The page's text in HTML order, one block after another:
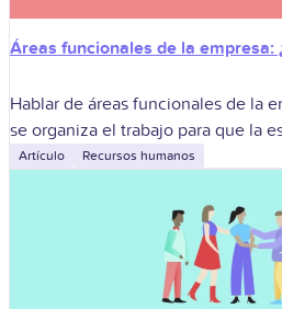
Áreas funcionales de la empresa:
Hablar de áreas funcionales de la
se organiza el trabajo para que la
resultados, sin perder el pulso
Artículo Recursos humanos